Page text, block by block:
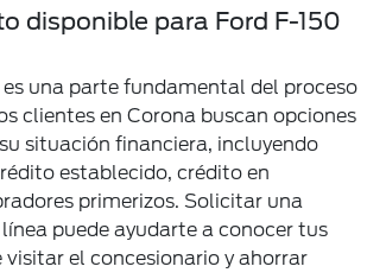
disponible para Ford F-150
una parte fundamental del proceso
clientes en Corona buscan opciones
situación financiera, incluyendo
establecido, crédito en
primerizos. Solicitar una
puede ayudarte a conocer tus
visitar el concesionario y ahorrar